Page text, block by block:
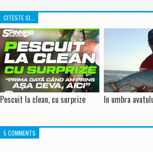
CITESTE SI...
Pescuit la clean, cu surprize In umbra
5 COMMENTS